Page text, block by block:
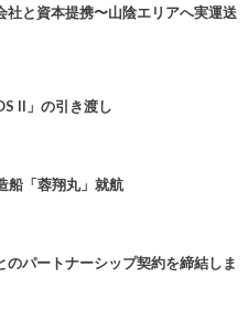
と資本提携〜山陰エリアへ実運送
II」の引き渡し
船「蓉翔丸」就航
パートナーシップ契約を締結しま